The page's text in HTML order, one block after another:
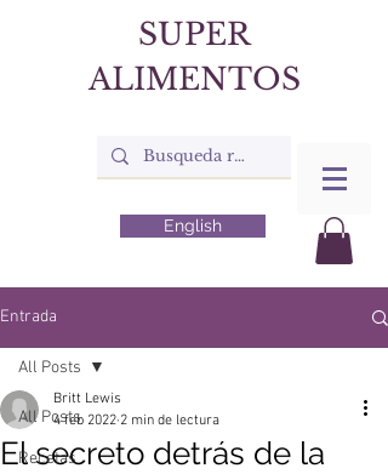
SUPER
ALIMENTOS
English
Entrada
All Posts
Recetas
All Posts
El secreto detrás de la
Britt Lewis
4 feb 2022 2 min de lectura